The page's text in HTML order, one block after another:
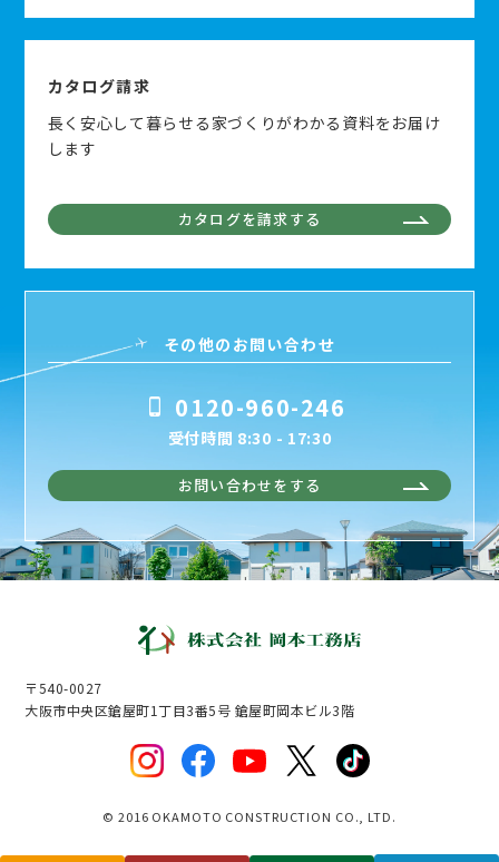
カタログ請求
長く安心して暮らせる家づくりがわかる資料をお届け
します
カタログを請求する
その他のお問い合わせ
0120-960-246
受付時間 8:30 - 17:30
お問い合わせをする
〒540-0027
大阪市中央区鎗屋町1丁目3番5号 鎗屋町岡本ビル3階
© 2016 OKAMOTO CONSTRUCTION CO., LTD.